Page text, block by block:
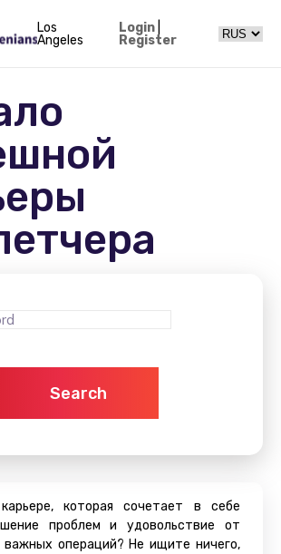
Los
Angeles
Login|
Register
Search
которая сочетает в себе
проблем и удовольствие от
важных операций? Не ищите ничего,